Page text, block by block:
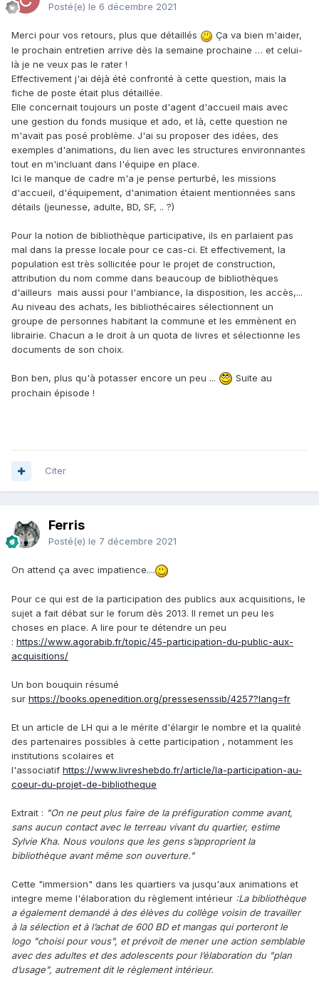
Posté(e) le 6 décembre 2021
Merci pour vos retours, plus que détaillés
Ça va bien m'aider,
le prochain entretien arrive dès la semaine prochaine … et celui-
là je ne veux pas le rater !
Effectivement j'ai déjà été confronté à cette question, mais la
fiche de poste était plus détaillée.
Elle concernait toujours un poste d'agent d'accueil mais avec
une gestion du fonds musique et ado, et là, cette question ne
m'avait pas posé problème. J'ai su proposer des idées, des
exemples d'animations, du lien avec les structures environnantes
tout en m'incluant dans l'équipe en place.
Ici le manque de cadre m'a je pense perturbé, les missions
d'accueil, d'équipement, d'animation étaient mentionnées sans
détails (jeunesse, adulte, BD, SF, .. ?)
Pour la notion de bibliothèque participative, ils en parlaient pas
mal dans la presse locale pour ce cas-ci. Et effectivement, la
population est très sollicitée pour le projet de construction,
attribution du nom comme dans beaucoup de bibliothèques
d'ailleurs mais aussi pour l'ambiance, la disposition, les accès,...
Au niveau des achats, les bibliothécaires sélectionnent un
groupe de personnes habitant la commune et les emmènent en
librairie. Chacun a le droit à un quota de livres et sélectionne les
documents de son choix.
Bon ben, plus qu'à potasser encore un peu ...
Suite au
prochain épisode !
Citer
Ferris
Posté(e) le 7 décembre 2021
On attend ça avec impatience....
Pour ce qui est de la participation des publics aux acquisitions, le
sujet a fait débat sur le forum dès 2013. Il remet un peu les
choses en place. A lire pour te détendre un peu
: https://www.agorabib.fr/topic/45-participation-du-public-aux-
acquisitions/
Un bon bouquin résumé
sur https://books.openedition.org/pressesenssib/4257?lang=fr
Et un article de LH qui a le mérite d'élargir le nombre et la qualité
des partenaires possibles à cette participation , notamment les
institutions scolaires et
l'associatif https://www.livreshebdo.fr/article/la-participation-au-
coeur-du-projet-de-bibliotheque
Extrait : "On ne peut plus faire de la préfiguration comme avant,
sans aucun contact avec le terreau vivant du quartier, estime
Sylvie Kha. Nous voulons que les gens s’approprient la
bibliothèque avant même son ouverture."
Cette "immersion" dans les quartiers va jusqu'aux animations et
integre meme l'élaboration du règlement intérieur :La bibliothèque
a également demandé à des élèves du collège voisin de travailler
à la sélection et à l’achat de 600 BD et mangas qui porteront le
logo "choisi pour vous", et prévoit de mener une action semblable
avec des adultes et des adolescents pour l’élaboration du "plan
d’usage", autrement dit le règlement intérieur.